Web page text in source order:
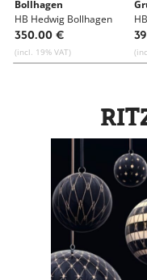
Bollhagen
HB Hedwig Bollhagen
Werkstätten für
Keramik
350.00 €
(incl. 19% VAT)